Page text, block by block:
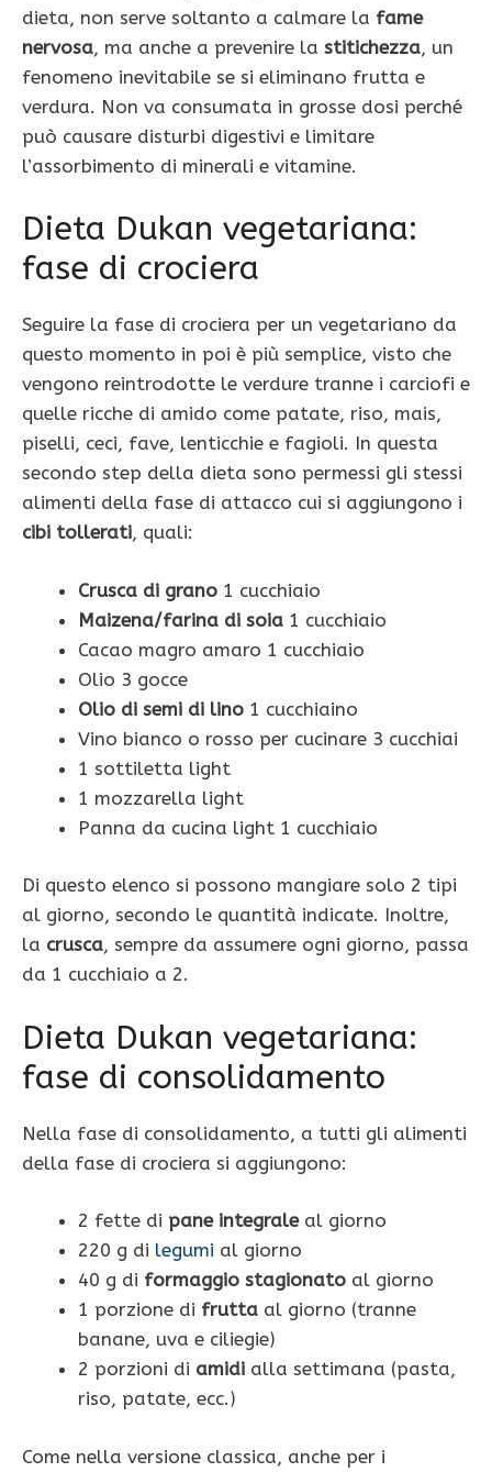
dieta, non serve soltanto a calmare la fame
nervosa, ma anche a prevenire la stitichezza, un
fenomeno inevitabile se si eliminano frutta e
verdura. Non va consumata in grosse dosi perché
può causare disturbi digestivi e limitare
l’assorbimento di minerali e vitamine.
Dieta Dukan vegetariana:
fase di crociera
Seguire la fase di crociera per un vegetariano da
questo momento in poi è più semplice, visto che
vengono reintrodotte le verdure tranne i carciofi e
quelle ricche di amido come patate, riso, mais,
piselli, ceci, fave, lenticchie e fagioli. In questa
secondo step della dieta sono permessi gli stessi
alimenti della fase di attacco cui si aggiungono i
cibi tollerati, quali:
Crusca di grano 1 cucchiaio
Maizena/farina di soia 1 cucchiaio
Cacao magro amaro 1 cucchiaio
Olio 3 gocce
Olio di semi di lino 1 cucchiaino
Vino bianco o rosso per cucinare 3 cucchiai
1 sottiletta light
1 mozzarella light
Panna da cucina light 1 cucchiaio
Di questo elenco si possono mangiare solo 2 tipi
al giorno, secondo le quantità indicate. Inoltre,
la crusca, sempre da assumere ogni giorno, passa
da 1 cucchiaio a 2.
Dieta Dukan vegetariana:
fase di consolidamento
Nella fase di consolidamento, a tutti gli alimenti
della fase di crociera si aggiungono:
2 fette di pane integraleal giorno
220 g di legumi al giorno
40 g di formaggio stagionato al giorno
1 porzione di frutta al giorno (tranne
banane, uva e ciliegie)
2 porzioni di amidi alla settimana (pasta,
riso, patate, ecc.)
Come nella versione classica, anche per i